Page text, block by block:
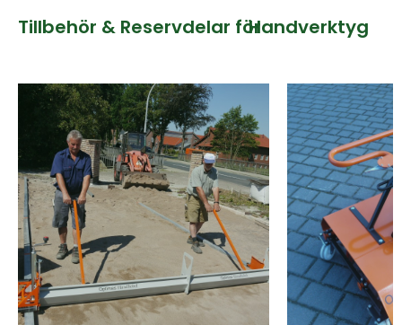
Tillbehör & Reservdelar förHandverktyg